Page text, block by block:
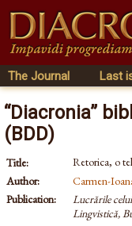
The Journal Last
“Diacronia”
(BDD)
Title:
Retorica, o
Author:
Carmen-
Publication:
Lucrările
Lingvistică,